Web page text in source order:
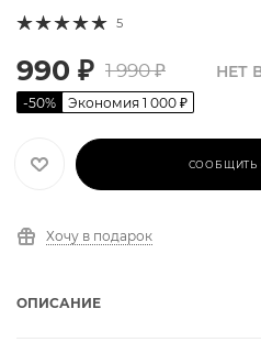
5
990 ₽ 1 990₽
-50% Экономия 1 000 ₽
НЕТ
СООБЩИТЬ
Хочу в подарок
ОПИСАНИЕ